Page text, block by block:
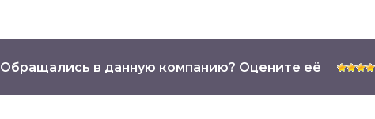
Обращались в данную компанию? Оцените её